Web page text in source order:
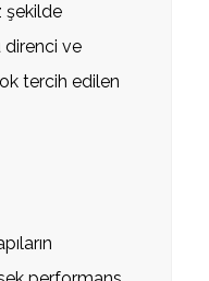
şekilde
direnci ve
tercih edilen